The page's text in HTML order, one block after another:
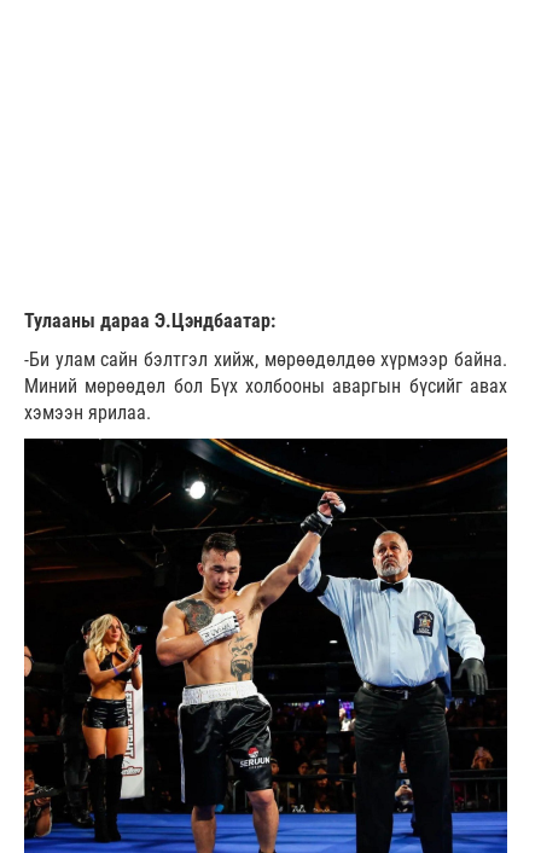
Тулааны дараа Э.Цэндбаатар:
-Би улам сайн бэлтгэл хийж, мөрөөдөлдөө хүрмээр байна.
Миний мөрөөдөл бол Бүх холбооны аваргын бүсийг авах
хэмээн ярилаа.